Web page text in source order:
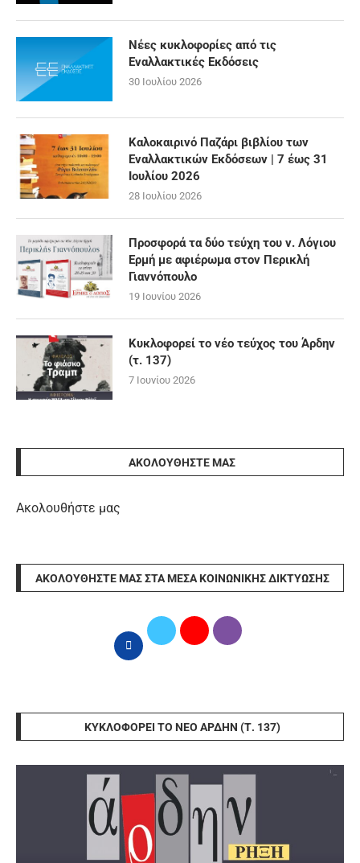
Νέες κυκλοφορίες από τις
Εναλλακτικές Εκδόσεις
30 Ιουλίου 2026
Καλοκαιρινό Παζάρι βιβλίου των
Εναλλακτικών Εκδόσεων | 7 έως 31
Ιουλίου 2026
28 Ιουλίου 2026
Προσφορά τα δύο τεύχη του ν. Λόγιου
Ερμή με αφιέρωμα στον Περικλή
Γιαννόπουλο
19 Ιουνίου 2026
Κυκλοφορεί το νέο τεύχος του Άρδην
(τ. 137)
7 Ιουνίου 2026
ΑΚΟΛΟΥΘΉΣΤΕ ΜΑΣ
Ακολουθήστε μας
ΑΚΟΛΟΥΘΉΣΤΕ ΜΑΣ ΣΤΑ ΜΈΣΑ ΚΟΙΝΩΝΙΚΉΣ ΔΙΚΤΎΩΣΗΣ
ΚΥΚΛΟΦΟΡΕΊ ΤΟ ΝΈΟ ΆΡΔΗΝ (Τ. 137)